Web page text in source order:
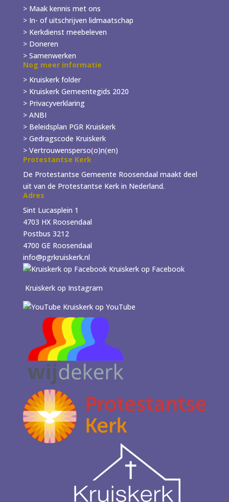
> Maak kennis met ons
> In- ofuitschrijven lidmaatschap
> Kerkdienst meebeleven
> Doneren
> Samenwerken
Nog meer informatie
> Kruiskerk folder
>Kruiskerk Gemeentegids 2020
> Privacyverklaring
> ANBI
> Beleidsplan PGR Kruiskerk
> Gedragscode Kruiskerk
> Vertrouwensperso(o)n(en)
Protestantse Kerk
De Protestantse Gemeente Roosendaal maakt deel
uit van de Protestantse Kerk in Nederland.
Adres
Sint Lucasplein 1
4703 HX Roosendaal
Postbus 3212
4700 GE Roosendaal
info@pgrkruiskerk.nl
Kruiskerk op Facebook
Kruiskerk op Instagram
Kruiskerk op YouTube